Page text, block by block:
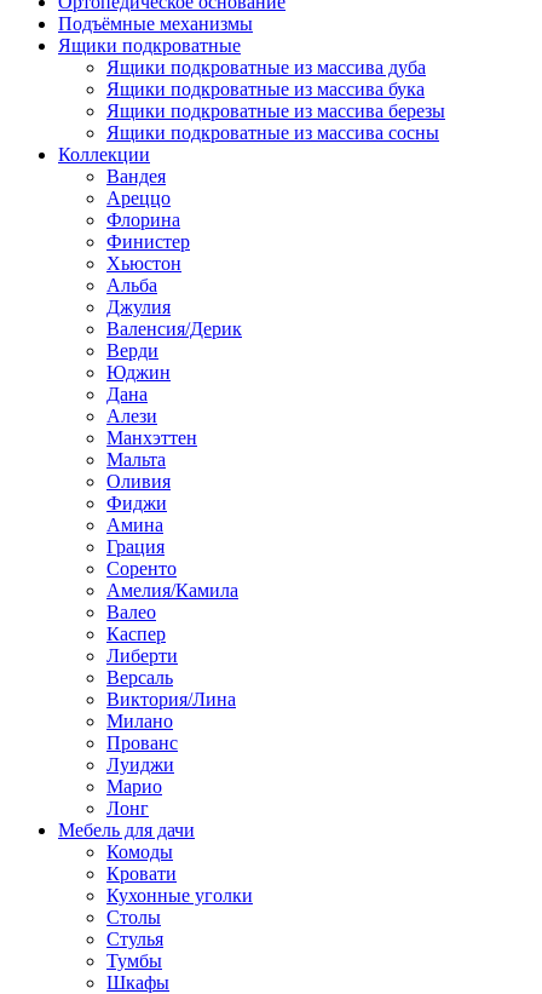
Подъёмные механизмы
Ящики подкроватные
Ящики подкроватные из массива дуба
Ящики подкроватные из массива бука
Ящики подкроватные из массива березы
Ящики подкроватные из массива сосны
Коллекции
Вандея
Ареццо
Флорина
Финистер
Хьюстон
Альба
Джулия
Валенсия/Дерик
Верди
Юджин
Дана
Алези
Манхэттен
Мальта
Оливия
Фиджи
Амина
Грация
Соренто
Амелия/Камила
Валео
Каспер
Либерти
Версаль
Виктория/Лина
Милано
Прованс
Луиджи
Марио
Лонг
Мебель для дачи
Комоды
Кровати
Кухонные уголки
Столы
Стулья
Тумбы
Шкафы